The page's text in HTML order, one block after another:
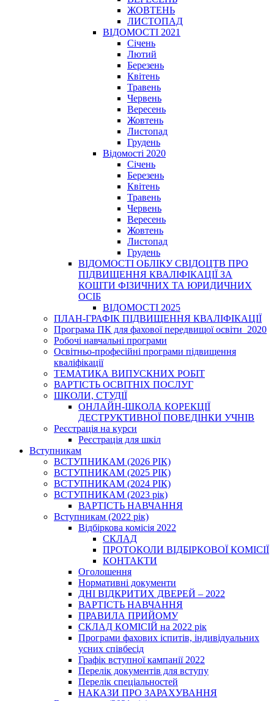
ЖОВТЕНЬ
ЛИСТОПАД
ВІДОМОСТІ 2021
Січень
Лютий
Березень
Квітень
Травень
Червень
Вересень
Жовтень
Листопад
Грудень
Відомості 2020
Січень
Березень
Квітень
Травень
Червень
Вересень
Жовтень
Листопад
Грудень
ВІДОМОСТІ ОБЛІКУ СВІДОЦТВ ПРО
ПІДВИЩЕННЯ КВАЛІФІКАЦІЇ ЗА
КОШТИ ФІЗИЧНИХ ТА ЮРИДИЧНИХ
ОСІБ
ВІДОМОСТІ 2025
ПЛАН-ГРАФІК ПІДВИЩЕННЯ КВАЛІФІКАЦІЇ
Програма ПК для фахової передвищої освіти_2020
Робочі навчальні програми
Освітньо-професійні програми підвищення
кваліфікації
ТЕМАТИКА ВИПУСКНИХ РОБІТ
ВАРТІСТЬ ОСВІТНІХ ПОСЛУГ
ШКОЛИ, СТУДІЇ
ОНЛАЙН-ШКОЛА КОРЕКЦІЇ
ДЕСТРУКТИВНОЇ ПОВЕДІНКИ УЧНІВ
Реєстрація на курси
Реєстрація для шкіл
Вступникам
ВСТУПНИКАМ (2026 РІК)
ВСТУПНИКАМ (2025 РІК)
ВСТУПНИКАМ (2024 РІК)
ВСТУПНИКАМ (2023 рік)
ВАРТІСТЬ НАВЧАННЯ
Вступникам (2022 рік)
Відбіркова комісія 2022
СКЛАД
ПРОТОКОЛИ ВІДБІРКОВОЇ КОМІСІЇ
КОНТАКТИ
Оголошення
Нормативні документи
ДНІ ВІДКРИТИХ ДВЕРЕЙ – 2022
ВАРТІСТЬ НАВЧАННЯ
ПРАВИЛА ПРИЙОМУ
СКЛАД КОМІСІЙ на 2022 рік
Програми фахових іспитів, індивідуальних
усних співбесід
Графік вступної кампанії 2022
Перелік документів для вступу
Перелік спеціальностей
НАКАЗИ ПРО ЗАРАХУВАННЯ